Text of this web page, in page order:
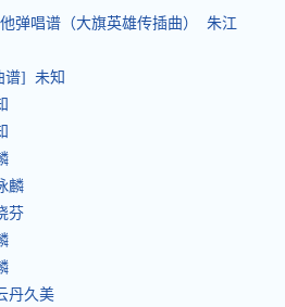
弹唱谱（大旗英雄传插曲） 朱江
谱] 未知
麟
芬
丹久美